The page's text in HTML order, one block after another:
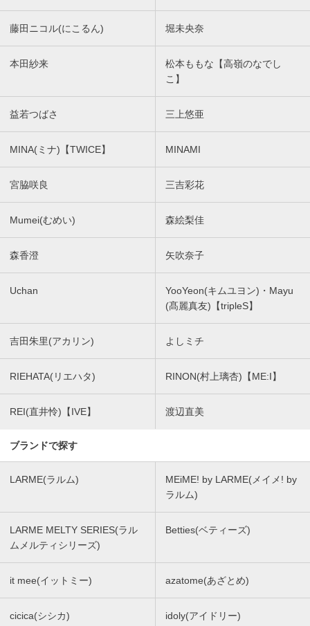
藤田ニコル(にこるん) 堀未央奈
本田紗来
松本ももな【高嶺のなでし
こ】
益若つばさ 三上悠亜
MINA(ミナ)【TWICE】 MINAMI
宮脇咲良 三吉彩花
Mumei(むめい) 森絵梨佳
森香澄 矢吹奈子
Uchan
YooYeon(キムユヨン)・Mayu
(髙麗真友)【tripleS】
吉田朱里(アカリン) よしミチ
RIEHATA(リエハタ) RINON(村上璃杏)【ME:I】
REI(直井怜)【IVE】 渡辺直美
ブランドで探す
LARME(ラルム)
MEiME! by LARME(メイメ! by
ラルム)
LARME MELTY SERIES(ラル
ムメルティシリーズ)
Betties(ベティーズ)
it mee(イットミー) azatome(あざとめ)
cicica(シシカ) idoly(アイドリー)